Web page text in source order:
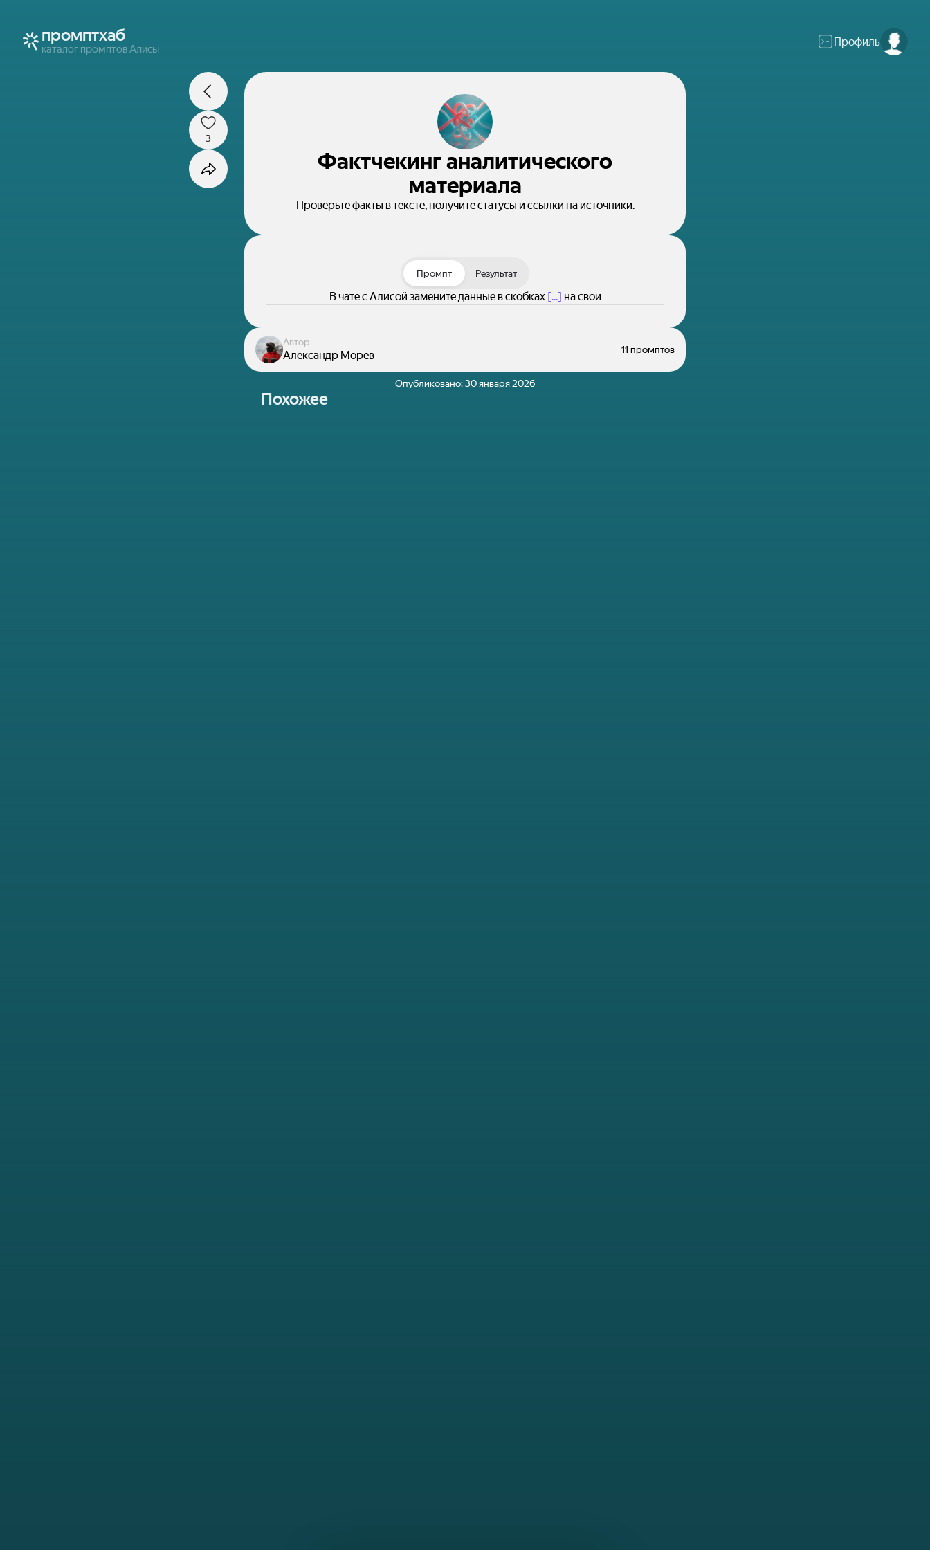
промптхаб
каталог промптов Алисы
Профиль
Фактчекинг аналитического
материала
Проверьте факты в тексте, получите статусы и ссылки на источники.
3
Промпт Результат
В чате с Алисой замените данные в скобках [...] на свои
Автор
Александр Морев 11 промптов
Опубликовано:30 января 2026
Похожее